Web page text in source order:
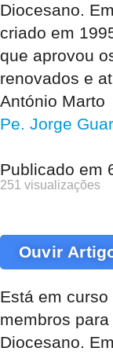
Diocesano.
criado em
que aprovou
renovados e
António Marto
Pe. Jorge
Publicado em
251 visualizações
Ouvir
Está em
membros
Diocesano.